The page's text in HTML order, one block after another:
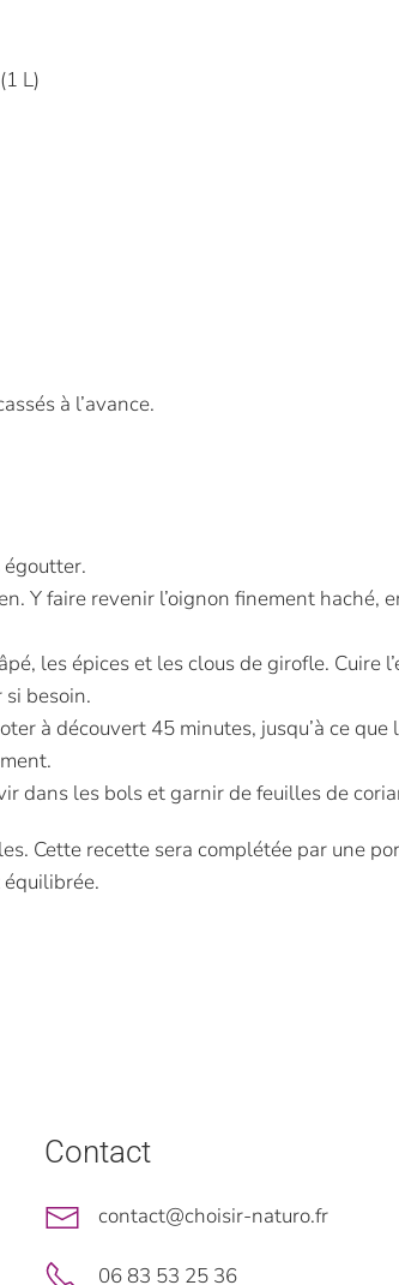
L)
à l’avance.
égoutter.
Y faire revenir l’oignon finement
les épices et les clous de girofle. Cuire
besoin.
à découvert 45 minutes, jusqu’à ce que
dans les bols et garnir de feuilles de
Cette recette sera complétée par une
Contact
contact@choisir-naturo.fr
06 83 53 25 36